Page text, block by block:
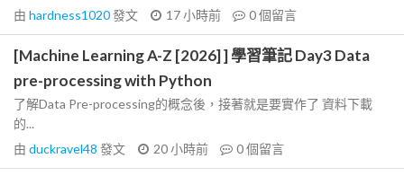
由 hardness1020發文 17 小時前 0個留言
[Machine Learning A-Z [2026] ] 學習筆記 Day3 Data
pre-processing with Python
了解Data Pre-processing的概念後，接著就是要實作了 資料下載
的...
由 duckravel48 發文 20 小時前 0個留言